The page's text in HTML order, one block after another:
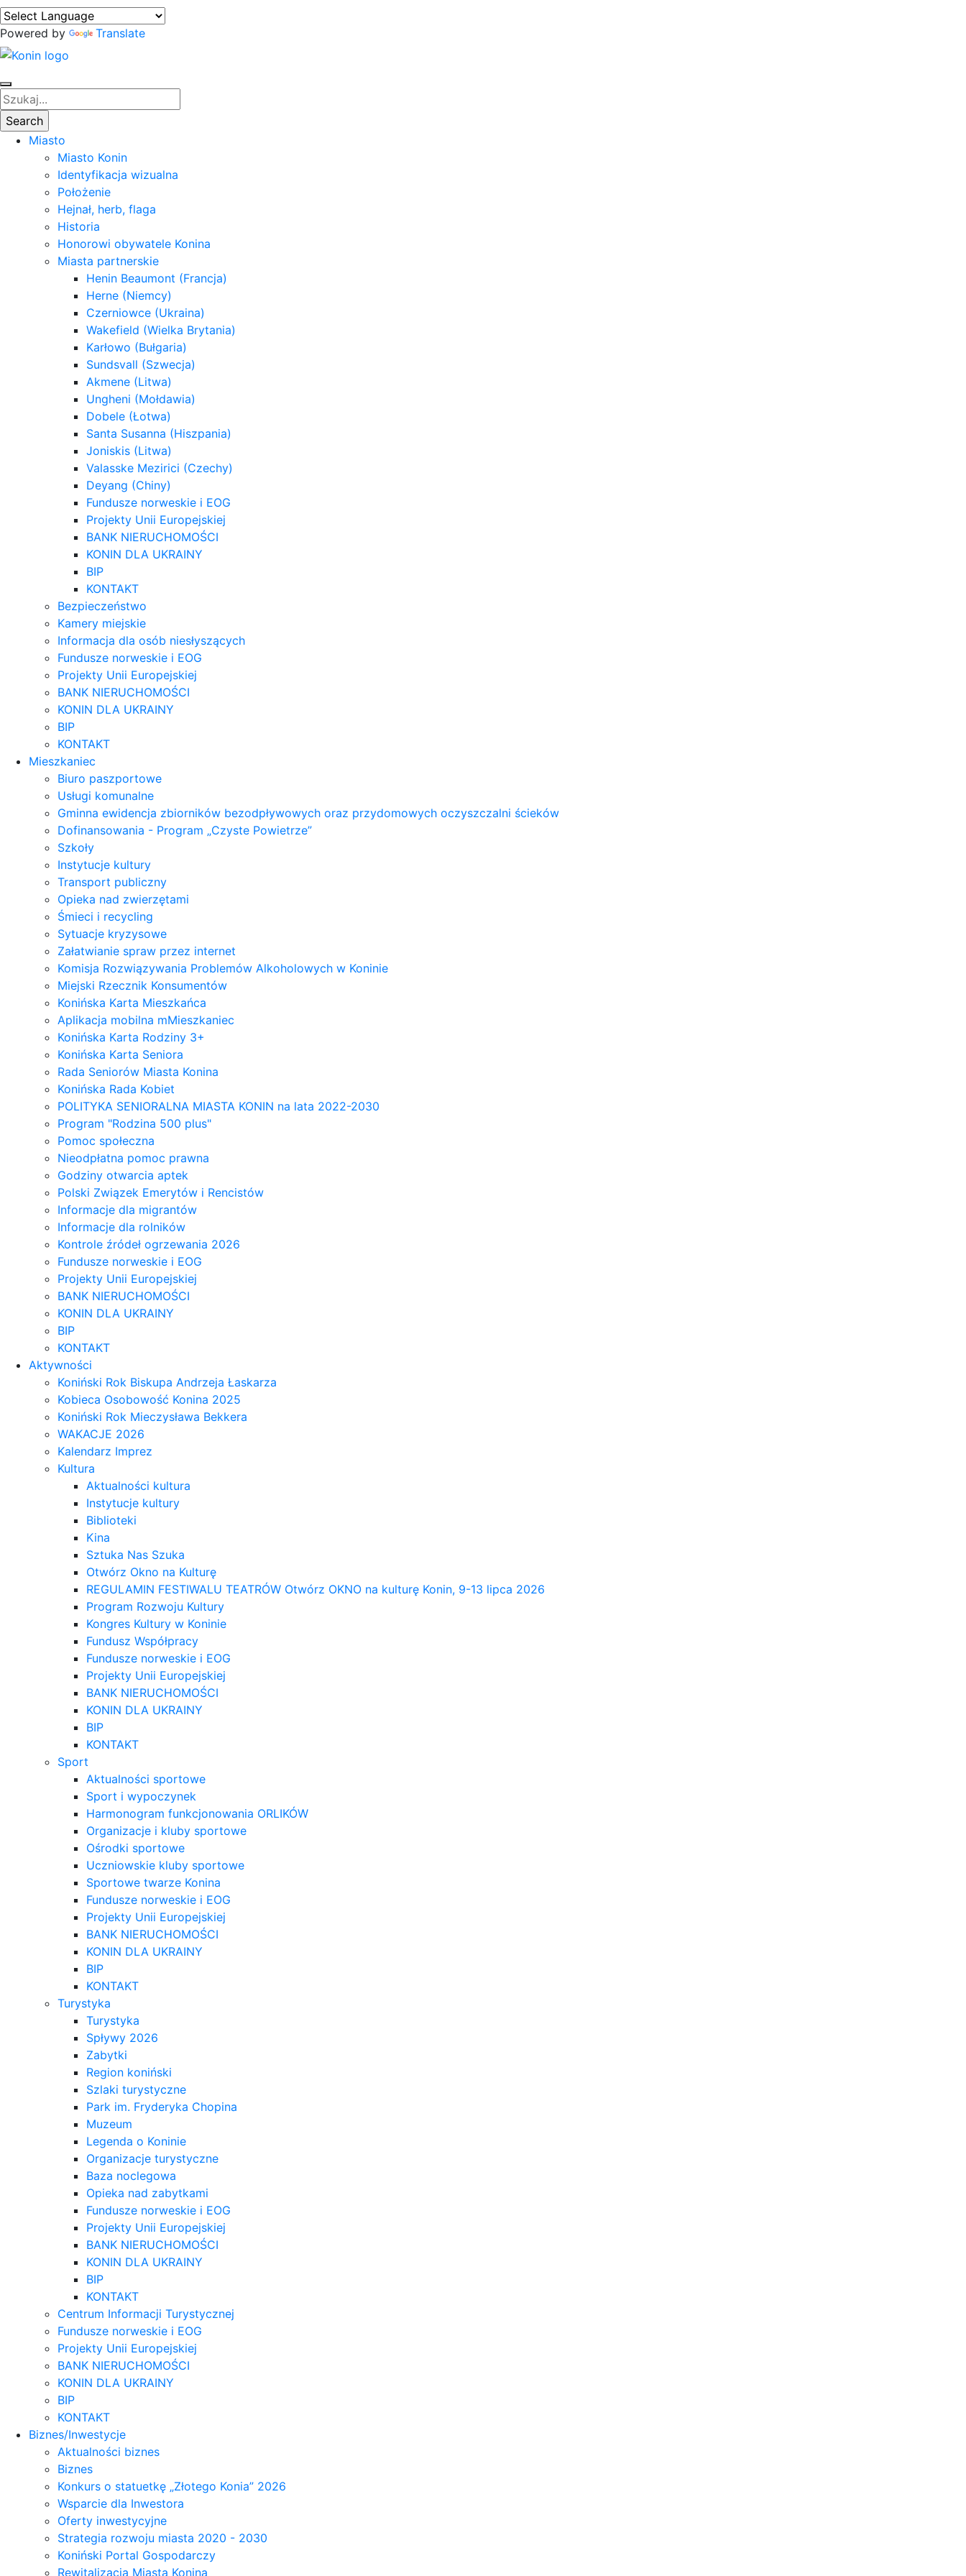
Powered by Translate
Miasto
Miasto Konin
Identyfikacja wizualna
Położenie
Hejnał, herb, flaga
Historia
Honorowi obywatele Konina
Miasta partnerskie
Henin Beaumont (Francja)
Herne (Niemcy)
Czerniowce (Ukraina)
Wakefield (Wielka Brytania)
Karłowo (Bułgaria)
Sundsvall (Szwecja)
Akmene (Litwa)
Ungheni (Mołdawia)
Dobele (Łotwa)
Santa Susanna (Hiszpania)
Joniskis (Litwa)
Valasske Mezirici (Czechy)
Deyang (Chiny)
Fundusze norweskie i EOG
Projekty Unii Europejskiej
BANK NIERUCHOMOŚCI
KONIN DLA UKRAINY
BIP
KONTAKT
Bezpieczeństwo
Kamery miejskie
Informacja dla osób niesłyszących
Fundusze norweskie i EOG
Projekty Unii Europejskiej
BANK NIERUCHOMOŚCI
KONIN DLA UKRAINY
BIP
KONTAKT
Mieszkaniec
Biuro paszportowe
Usługi komunalne
Gminna ewidencja zbiorników bezodpływowych oraz przydomowych oczyszczalni ścieków
Dofinansowania - Program „Czyste Powietrze”
Szkoły
Instytucje kultury
Transport publiczny
Opieka nad zwierzętami
Śmieci i recycling
Sytuacje kryzysowe
Załatwianie spraw przez internet
Komisja Rozwiązywania Problemów Alkoholowych w Koninie
Miejski Rzecznik Konsumentów
Konińska Karta Mieszkańca
Aplikacja mobilna mMieszkaniec
Konińska Karta Rodziny 3+
Konińska Karta Seniora
Rada Seniorów Miasta Konina
Konińska Rada Kobiet
POLITYKA SENIORALNA MIASTA KONIN na lata 2022-2030
Program "Rodzina 500 plus"
Pomoc społeczna
Nieodpłatna pomoc prawna
Godziny otwarcia aptek
Polski Związek Emerytów i Rencistów
Informacje dla migrantów
Informacje dla rolników
Kontrole źródeł ogrzewania 2026
Fundusze norweskie i EOG
Projekty Unii Europejskiej
BANK NIERUCHOMOŚCI
KONIN DLA UKRAINY
BIP
KONTAKT
Aktywności
Koniński Rok Biskupa Andrzeja Łaskarza
Kobieca Osobowość Konina 2025
Koniński Rok Mieczysława Bekkera
WAKACJE 2026
Kalendarz Imprez
Kultura
Aktualności kultura
Instytucje kultury
Biblioteki
Kina
Sztuka Nas Szuka
Otwórz Okno na Kulturę
REGULAMIN FESTIWALU TEATRÓW Otwórz OKNO na kulturę Konin, 9-13 lipca 2026
Program Rozwoju Kultury
Kongres Kultury w Koninie
Fundusz Współpracy
Fundusze norweskie i EOG
Projekty Unii Europejskiej
BANK NIERUCHOMOŚCI
KONIN DLA UKRAINY
BIP
KONTAKT
Sport
Aktualności sportowe
Sport i wypoczynek
Harmonogram funkcjonowania ORLIKÓW
Organizacje i kluby sportowe
Ośrodki sportowe
Uczniowskie kluby sportowe
Sportowe twarze Konina
Fundusze norweskie i EOG
Projekty Unii Europejskiej
BANK NIERUCHOMOŚCI
KONIN DLA UKRAINY
BIP
KONTAKT
Turystyka
Turystyka
Spływy 2026
Zabytki
Region koniński
Szlaki turystyczne
Park im. Fryderyka Chopina
Muzeum
Legenda o Koninie
Organizacje turystyczne
Baza noclegowa
Opieka nad zabytkami
Fundusze norweskie i EOG
Projekty Unii Europejskiej
BANK NIERUCHOMOŚCI
KONIN DLA UKRAINY
BIP
KONTAKT
Centrum Informacji Turystycznej
Fundusze norweskie i EOG
Projekty Unii Europejskiej
BANK NIERUCHOMOŚCI
KONIN DLA UKRAINY
BIP
KONTAKT
Biznes/Inwestycje
Aktualności biznes
Biznes
Konkurs o statuetkę „Złotego Konia” 2026
Wsparcie dla Inwestora
Oferty inwestycyjne
Strategia rozwoju miasta 2020 - 2030
Koniński Portal Gospodarczy
Rewitalizacja Miasta Konina